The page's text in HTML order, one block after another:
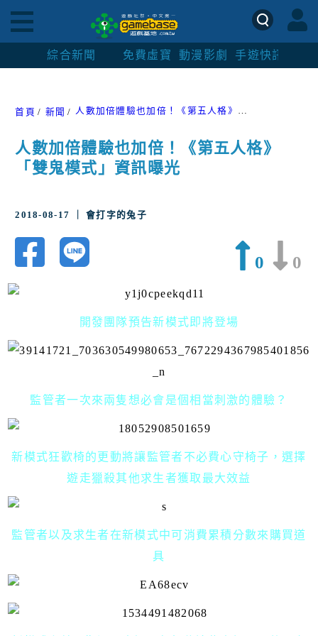
綜合新聞 免費虛寶 動漫影劇 手遊快訊
首頁 新聞 人數加倍體驗也加倍！《第五人格》「雙鬼模式」資訊曝光
人數加倍體驗也加倍！《第五人格》
「雙鬼模式」資訊曝光
2018-08-17 ｜ 會打字的兔子
0 0
開發團隊預告新模式即將登場
監管者一次來兩隻想必會是個相當刺激的體驗？
新模式狂歡椅的更動將讓監管者不必費心守椅子，選擇
遊走獵殺其他求生者獲取最大效益
監管者以及求生者在新模式中可消費累積分數來購買道
具